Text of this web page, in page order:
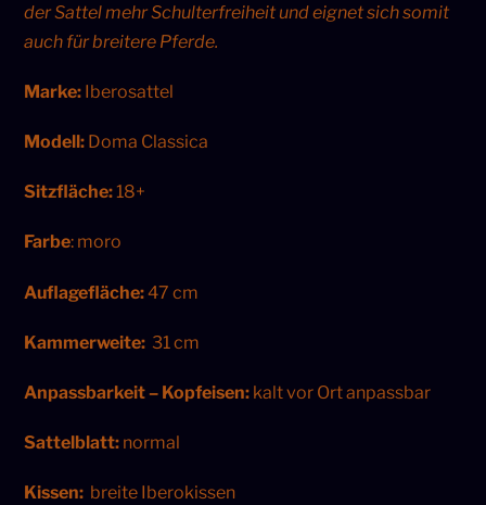
der Sattel mehr Schulterfreiheit und eignet sich somit
auch für breitere Pferde.
Marke: Iberosattel
Modell: Doma Classica
Sitzfläche:18+
Farbe: moro
Auflagefläche:47 cm
Kammerweite: 31 cm
Anpassbarkeit – Kopfeisen: kalt vor Ort anpassbar
Sattelblatt: normal
Kissen: breite Iberokissen